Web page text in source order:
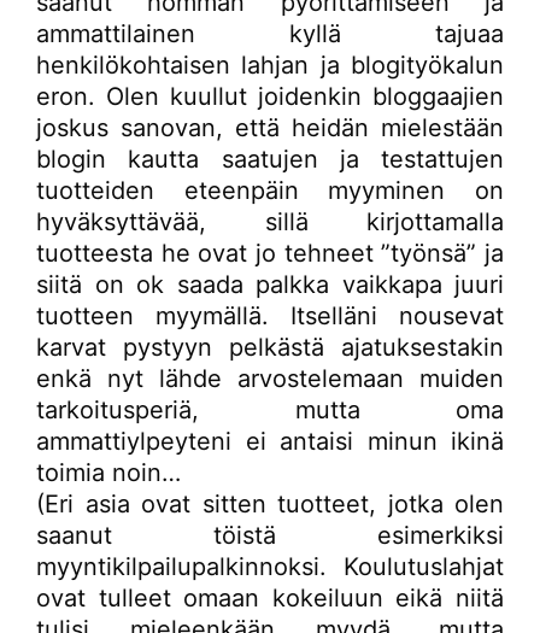
ammattilainen kyllä tajuaa
henkilökohtaisen lahjan ja blogityökalun
eron. Olen kuullut joidenkin bloggaajien
joskus sanovan, että heidän mielestään
blogin kautta saatujen ja testattujen
tuotteiden eteenpäin myyminen on
hyväksyttävää, sillä kirjottamalla
tuotteesta he ovat jo tehneet ”työnsä” ja
siitä on ok saada palkka vaikkapa juuri
tuotteen myymällä. Itselläni nousevat
karvat pystyyn pelkästä ajatuksestakin
enkä nyt lähde arvostelemaan muiden
tarkoitusperiä, mutta oma
ammattiylpeyteni ei antaisi minun ikinä
toimia noin…
(Eri asia ovat sitten tuotteet, jotka olen
saanut töistä esimerkiksi
myyntikilpailupalkinnoksi. Koulutuslahjat
ovat tulleet omaan kokeiluun eikä niitä